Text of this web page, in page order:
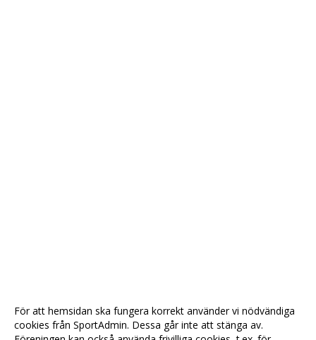
För att hemsidan ska fungera korrekt använder vi nödvändiga
cookies från SportAdmin. Dessa går inte att stänga av.